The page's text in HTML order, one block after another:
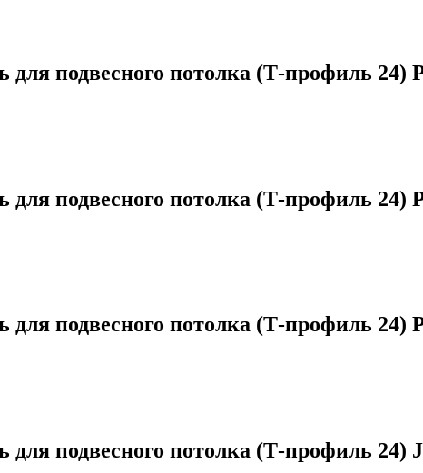
подвесного потолка (Т-профиль 24)
подвесного потолка (Т-профиль 24)
подвесного потолка (Т-профиль 24)
подвесного потолка (Т-профиль 24)